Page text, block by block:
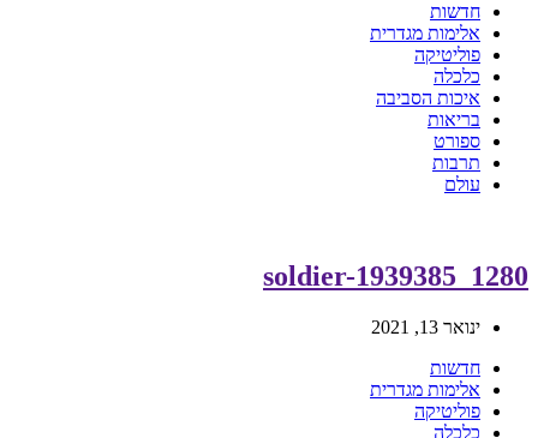
חדשות
אלימות מגדרית
פוליטיקה
כלכלה
איכות הסביבה
בריאות
ספורט
תרבות
עולם
soldier-1939385_1280
ינואר 13, 2021
חדשות
אלימות מגדרית
פוליטיקה
כלכלה